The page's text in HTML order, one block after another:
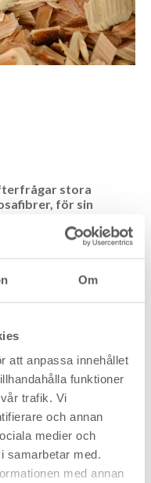
Om
att anpassa innehållet
funktioner
trafik. Vi
och annan
medier och
samarbetar med.
med annan
stora
för sin
råvara för denna
stora och jämna
industrikunderna. Det
att råflis från
används för en rad
kartong,
kan också använd
fraktioner, pinnflis,
i Setras sortiment.